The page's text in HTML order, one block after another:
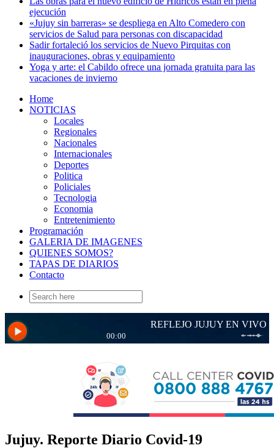
ejecución
«Jujuy sin barreras» se despliega en Alto Comedero con
servicios de Salud para personas con discapacidad
Sadir fortaleció los servicios de Nuevo Pirquitas con
inauguraciones, obras y equipamiento
Yoga y arte: el Cabildo ofrece una jornada gratuita para las
vacaciones de invierno
Home
NOTICIAS
Locales
Regionales
Nacionales
Internacionales
Deportes
Politica
Policiales
Tecnologia
Economia
Entretenimiento
Programación
GALERIA DE IMAGENES
QUIENES SOMOS?
TAPAS DE DIARIOS
Contacto
Search
for:
Jujuy. Reporte Diario Covid-19